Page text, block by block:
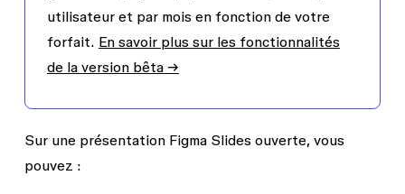
utilisateur et par mois en fonction de votre
forfait. En savoir plus sur les fonctionnalités
de la version bêta →
Sur une présentation Figma Slides ouverte, vous
pouvez :